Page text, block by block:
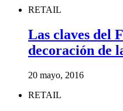
RETAIL
Las claves del
decoración de
20 mayo, 2016
RETAIL